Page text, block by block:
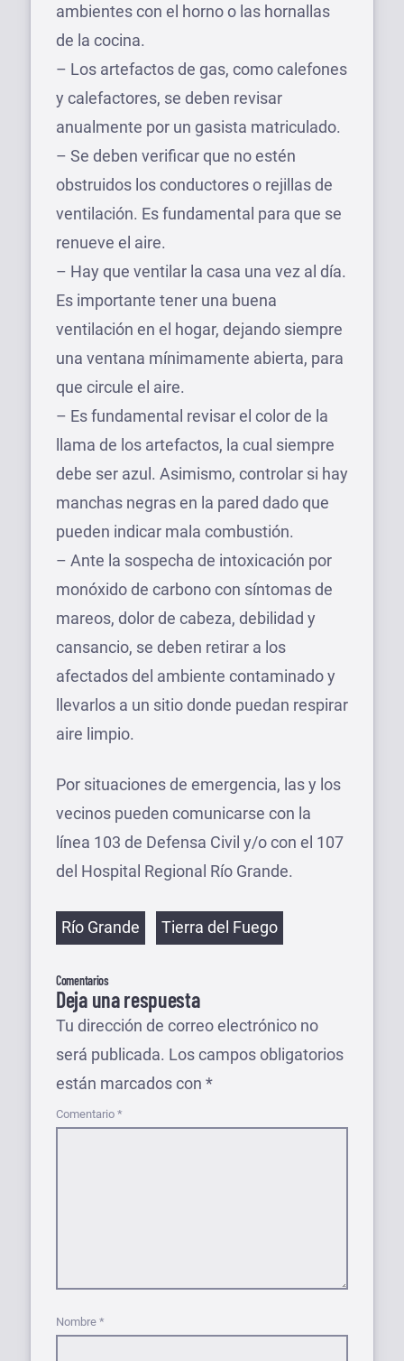
ambientes con el horno o las hornallas
de la cocina.
– Los artefactos de gas, como calefones
y calefactores, se deben revisar
anualmente por un gasista matriculado.
– Se deben verificar que no estén
obstruidos los conductores o rejillas de
ventilación. Es fundamental para que se
renueve el aire.
– Hay que ventilar la casa una vez al día.
Es importante tener una buena
ventilación en el hogar, dejando siempre
una ventana mínimamente abierta, para
que circule el aire.
– Es fundamental revisar el color de la
llama de los artefactos, la cual siempre
debe ser azul. Asimismo, controlar si hay
manchas negras en la pared dado que
pueden indicar mala combustión.
– Ante la sospecha de intoxicación por
monóxido de carbono con síntomas de
mareos, dolor de cabeza, debilidad y
cansancio, se deben retirar a los
afectados del ambiente contaminado y
llevarlos a un sitio donde puedan respirar
aire limpio.
Por situaciones de emergencia, las y los
vecinos pueden comunicarse con la
línea 103 de Defensa Civil y/o con el 107
del Hospital Regional Río Grande.
Etiquetas
Río Grande Tierra del Fuego
Comentarios
Deja una respuesta
Tu dirección de correo electrónico no
será publicada. Los campos obligatorios
están marcados con *
Comentario *
Nombre *